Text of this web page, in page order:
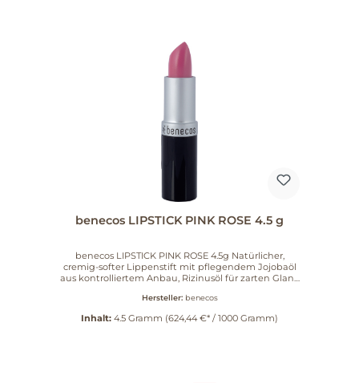
benecos LIPSTICK PINK ROSE 4.5 g
benecos LIPSTICK PINK ROSE 4.5g Natürlicher,
cremig-softer Lippenstift mit pflegendem Jojobaöl
aus kontrolliertem Anbau, Rizinusöl für zarten Glanz
geschmeidige Konsistenz. Die Formel bietet
intensive Farbabgabe und einen dezenten Glow.
Farben wow! – sattes, kühles Kirschrot very berry –
Hersteller: benecos
Inhalt: 4.5 Gramm (624,44 €* / 1000 Gramm)